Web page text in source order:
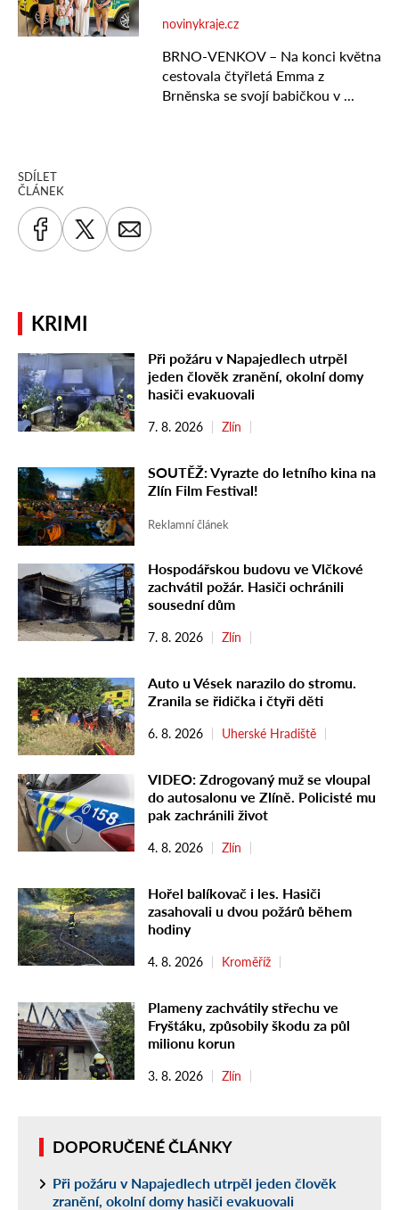
SDÍLET
ČLÁNEK
KRIMI
Při požáru v Napajedlech utrpěl
jeden člověk zranění, okolní domy
hasiči evakuovali
7. 8. 2026 Zlín
SOUTĚŽ: Vyrazte do letního kina na
Zlín Film Festival!
Reklamní článek
Hospodářskou budovu ve Vlčkové
zachvátil požár. Hasiči ochránili
sousední dům
7. 8. 2026 Zlín
Auto u Vések narazilo do stromu.
Zranila se řidička i čtyři děti
6. 8. 2026 Uherské Hradiště
VIDEO: Zdrogovaný muž se vloupal
do autosalonu ve Zlíně. Policisté mu
pak zachránili život
4. 8. 2026 Zlín
Hořel balíkovač i les. Hasiči
zasahovali u dvou požárů během
hodiny
4. 8. 2026 Kroměříž
Plameny zachvátily střechu ve
Fryštáku, způsobily škodu za půl
milionu korun
3. 8. 2026 Zlín
DOPORUČENÉ ČLÁNKY
Při požáru v Napajedlech utrpěl jeden člověk
zranění, okolní domy hasiči evakuovali